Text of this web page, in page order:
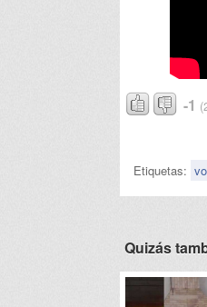
-1
Etiquetas:
Quizás